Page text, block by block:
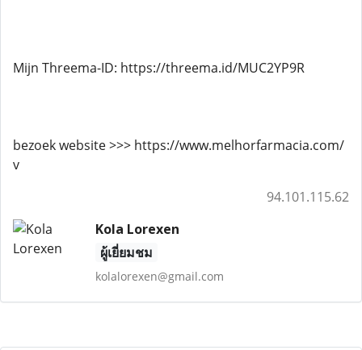
Mijn Threema-ID: https://threema.id/MUC2YP9R
bezoek website >>> https://www.melhorfarmacia.com/
v
94.101.115.62
Kola Lorexen
ผู้เยี่ยมชม
kolalorexen@gmail.com